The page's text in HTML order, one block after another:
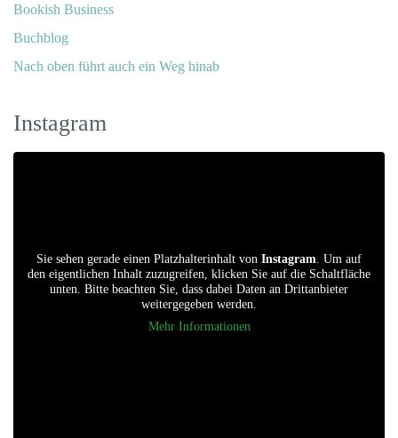
Bookish Business
Buchblog
Nach oben führt auch ein Weg hinab
Instagram
Sie sehen gerade einen Platzhalterinhalt von Instagram . Um auf
den eigentlichen Inhalt zuzugreifen, klicken Sie auf die Schaltfläche
unten. Bitte beachten Sie, dass dabei Daten an Drittanbieter
weitergegeben werden.
Mehr Informationen